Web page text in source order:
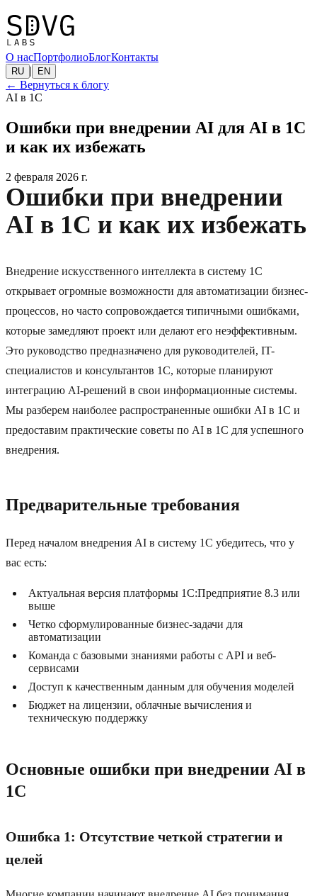
О насПортфолиоБлогКонтакты
RU | EN
← Вернуться к блогу
AI в 1C
Ошибки при внедрении AI для AI в 1C
и как их избежать
2 февраля 2026 г.
Ошибки при внедрении
AI в 1C и как их избежать
Внедрение искусственного интеллекта в систему 1C
открывает огромные возможности для автоматизации бизнес-
процессов, но часто сопровождается типичными ошибками,
которые замедляют проект или делают его неэффективным.
Это руководство предназначено для руководителей, IT-
специалистов и консультантов 1C, которые планируют
интеграцию AI-решений в свои информационные системы.
Мы разберем наиболее распространенные ошибки AI в 1C и
предоставим практические советы по AI в 1C для успешного
внедрения.
Предварительные требования
Перед началом внедрения AI в систему 1C убедитесь, что у
вас есть:
Актуальная версия платформы 1C:Предприятие 8.3 или
выше
Четко сформулированные бизнес-задачи для
автоматизации
Команда с базовыми знаниями работы с API и веб-
сервисами
Доступ к качественным данным для обучения моделей
Бюджет на лицензии, облачные вычисления и
техническую поддержку
Основные ошибки при внедрении AI в
1C
Ошибка 1: Отсутствие четкой стратегии и
целей